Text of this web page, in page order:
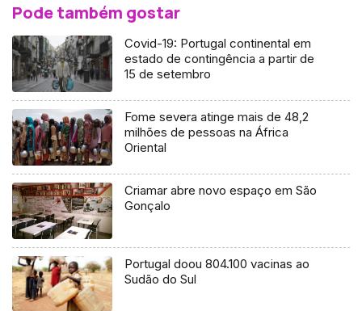
Pode também gostar
Covid-19: Portugal continental em
estado de contingência a partir de
15 de setembro
Fome severa atinge mais de 48,2
milhões de pessoas na África
Oriental
Criamar abre novo espaço em São
Gonçalo
Portugal doou 804.100 vacinas ao
Sudão do Sul